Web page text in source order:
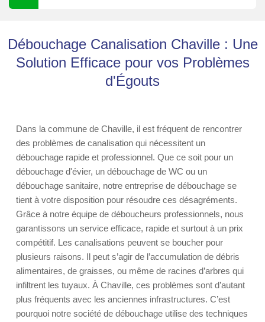
Débouchage Canalisation Chaville : Une
Solution Efficace pour vos Problèmes
d'Égouts
Dans la commune de Chaville, il est fréquent de rencontrer
des problèmes de canalisation qui nécessitent un
débouchage rapide et professionnel. Que ce soit pour un
débouchage d'évier, un débouchage de WC ou un
débouchage sanitaire, notre entreprise de débouchage se
tient à votre disposition pour résoudre ces désagréments.
Grâce à notre équipe de déboucheurs professionnels, nous
garantissons un service efficace, rapide et surtout à un prix
compétitif. Les canalisations peuvent se boucher pour
plusieurs raisons. Il peut s’agir de l’accumulation de débris
alimentaires, de graisses, ou même de racines d’arbres qui
infiltrent les tuyaux. À Chaville, ces problèmes sont d’autant
plus fréquents avec les anciennes infrastructures. C’est
pourquoi notre société de débouchage utilise des techniques